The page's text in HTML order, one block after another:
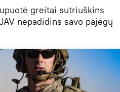
greitai sutriuškins
nepadidins savo pajėgų